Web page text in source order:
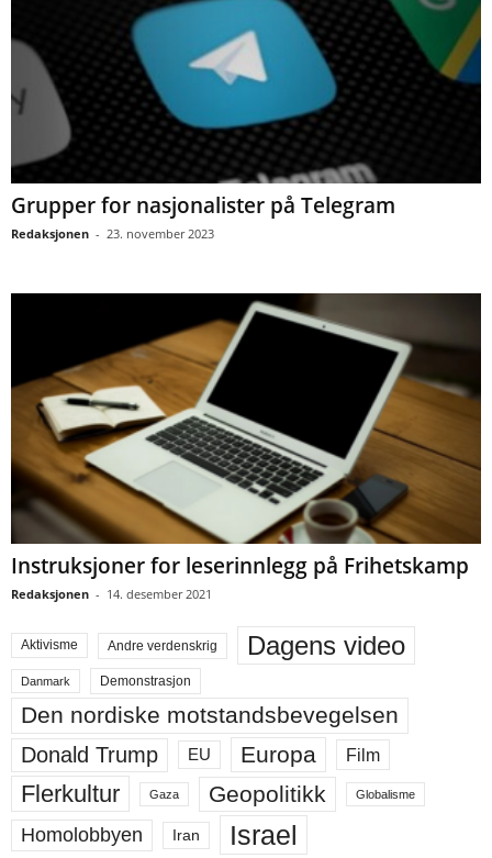
Grupper for nasjonalister på Telegram
Redaksjonen - 23. november 2023
Instruksjoner for leserinnlegg på Frihetskamp
Redaksjonen - 14. desember 2021
Aktivisme Andre verdenskrig Dagens video
Danmark Demonstrasjon
Den nordiske motstandsbevegelsen
Donald Trump EU Europa Film
Flerkultur Gaza Geopolitikk Globalisme
Homolobbyen Iran Israel